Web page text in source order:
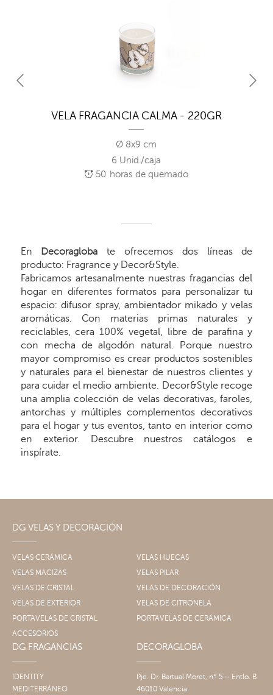
VELA FRAGANCIA CALMA - 220GR
Ø 8x9 cm
6 Unid./caja
50 horas de quemado
En Decoragloba te ofrecemos dos líneas de
producto: Fragrance y Decor&Style.
Fabricamos artesanalmente nuestras fragancias del
hogar en diferentes formatos para personalizar tu
espacio: difusor spray, ambientador mikado y velas
aromáticas. Con materias primas naturales y
reciclables, cera 100% vegetal, libre de parafina y
con mecha de algodón natural. Porque nuestro
mayor compromiso es crear productos sostenibles
y naturales para el bienestar de nuestros clientes y
para cuidar el medio ambiente. Decor&Style recoge
una amplia colección de velas decorativas, faroles,
antorchas y múltiples complementos decorativos
para el hogar y tus eventos, tanto en interior como
en exterior. Descubre nuestros catálogos e
inspírate.
DG VELAS Y DECORACIÓN
VELAS CERÁMICA
VELAS HUECAS
VELAS MACIZAS
VELAS PILAR
VELAS DE CRISTAL
VELAS DE DECORACIÓN
VELAS DE EXTERIOR
VELAS DE CITRONELA
PORTAVELAS DE CRISTAL
PORTAVELAS DE CERÁMICA
ACCESORIOS
DG FRAGANCIAS
IDENTITY
MEDITERRÁNEO
DECORAGLOBA
Pje. Dr. Bartual Moret, nº 5 – Entlo. B
46010 Valencia